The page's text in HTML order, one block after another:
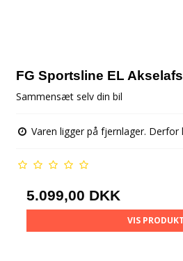
FG Sportsline EL
Sammensæt selv din bil
Varen ligger på fjernlager.
5.099,00 DKK
VIS